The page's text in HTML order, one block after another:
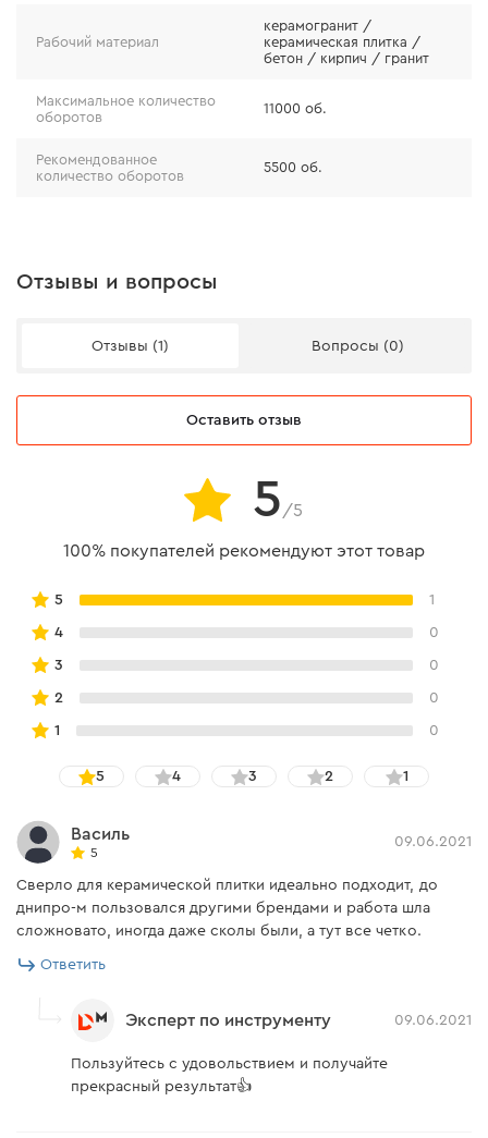
Рабочий материал
керамогранит /
керамическая плитка /
бетон / кирпич / гранит
Максимальное количество
оборотов
11000 об.
Рекомендованное
количество оборотов
5500 об.
Отзывы и вопросы
Отзывы (1) Вопросы (0)
Оставить отзыв
5 /5
100% покупателей рекомендуют этот товар
5 1
4 0
3 0
2 0
1 0
5 4 3 2 1
Василь
5
09.06.2021
Сверло для керамической плитки идеально подходит, до
днипро-м пользовался другими брендами и работа шла
сложновато, иногда даже сколы были, а тут все четко.
Ответить
Эксперт по инструменту 09.06.2021
Пользуйтесь с удовольствием и получайте
прекрасный результат👍